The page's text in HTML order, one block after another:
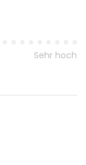
Sehr hoch